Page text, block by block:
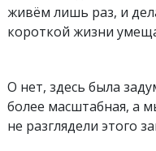
живём лишь раз, и
короткой жизни
О нет, здесь была
более масштабная, а
не разглядели этого